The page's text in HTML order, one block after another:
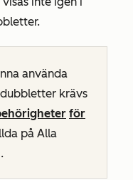
använda
krävs
för
på Alla
.